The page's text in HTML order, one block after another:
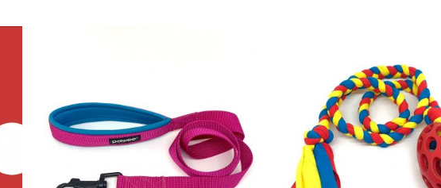
19,50€ 20,00€ 25,00€